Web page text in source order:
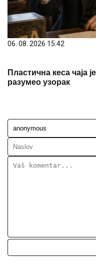
06. 08. 2026 15:42
Пластична кеса чаја
разумео узорак